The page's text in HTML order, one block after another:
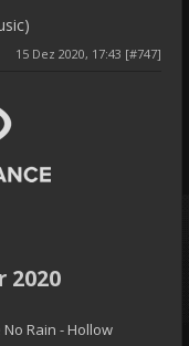
15 Dez 2020, 17:43 [#747]
2020
Rain - Hollow